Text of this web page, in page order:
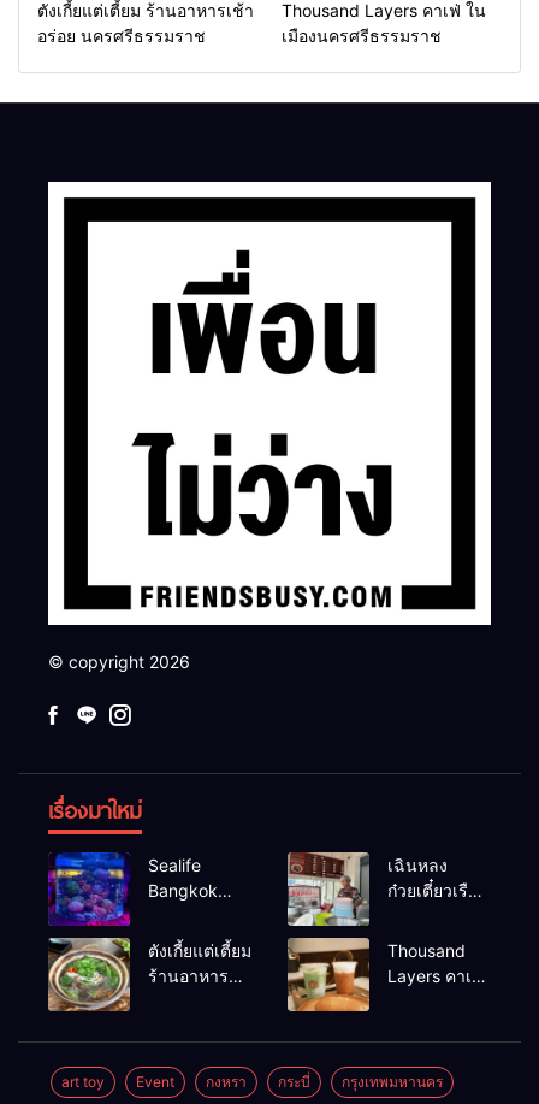
ตังเกี้ยแต่เตี้ยม ร้านอาหารเช้า
อร่อย นครศรีธรรมราช
Thousand Layers คาเฟ่ ใน
เมืองนครศรีธรรมราช
© copyright 2026
เรื่องมาใหม่
Sealife
Bangkok
แบงค์คอก
เฉินหลง
ก๋วยเตี๋ยวเรือ
อร่อยร้านดัง
หาดใหญ่
ตังเกี้ยแต่เตี้ยม
ร้านอาหาร
Thousand
Layers คาเฟ่
art toy Event กงหรา กระบี่ กรุงเทพมหานคร